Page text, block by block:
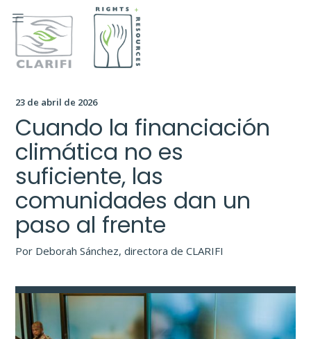

23 de abril de 2026
Cuando la financiación
climática no es
suficiente, las
comunidades dan un
paso al frente
Por Deborah Sánchez, directora de CLARIFI